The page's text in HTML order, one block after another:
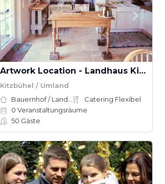
Artwork Location - Landhaus Kitzbühel
Kitzbühel / Umland
Catering Flexibel
0 Veranstaltungsräume
50 Gäste